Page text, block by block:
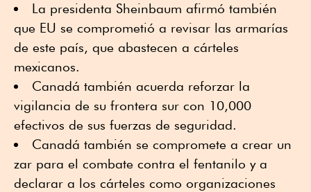
La presidenta Sheinbaum afirmó también
que EU se comprometió a revisar las armarías
de este país, que abastecen a cárteles
mexicanos.
Canadá también acuerda reforzar la
vigilancia de su frontera sur con 10,000
efectivos de sus fuerzas de seguridad.
Canadá también se compromete a crear un
zar para el combate contra el fentanilo y a
declarar a los cárteles como organizaciones